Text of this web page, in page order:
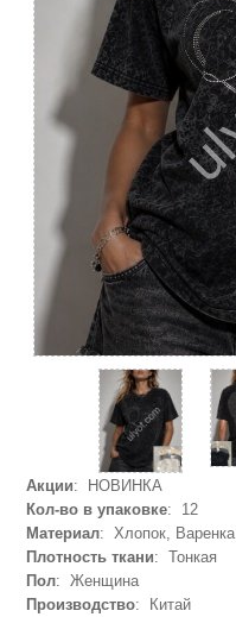
Акции: НОВИНКА
Кол-во в упаковке: 12
Материал: Хлопок, Варенка
Плотность ткани: Тонкая
Пол: Женщина
Производство: Китай